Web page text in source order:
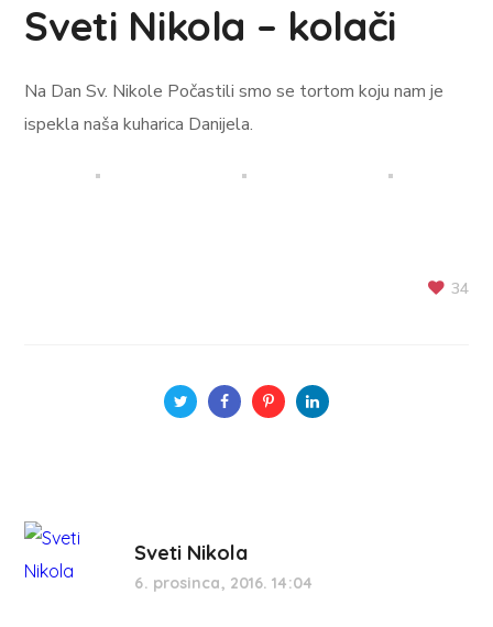
Sveti Nikola – kolači
Na Dan Sv. Nikole Počastili smo se tortom koju nam je
ispekla naša kuharica Danijela.
34
Sveti Nikola
6. prosinca, 2016. 14:04